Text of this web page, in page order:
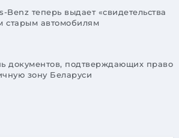
теперь выдает «свидетельства
старым автомобилям
документов, подтверждающих право
зону Беларуси